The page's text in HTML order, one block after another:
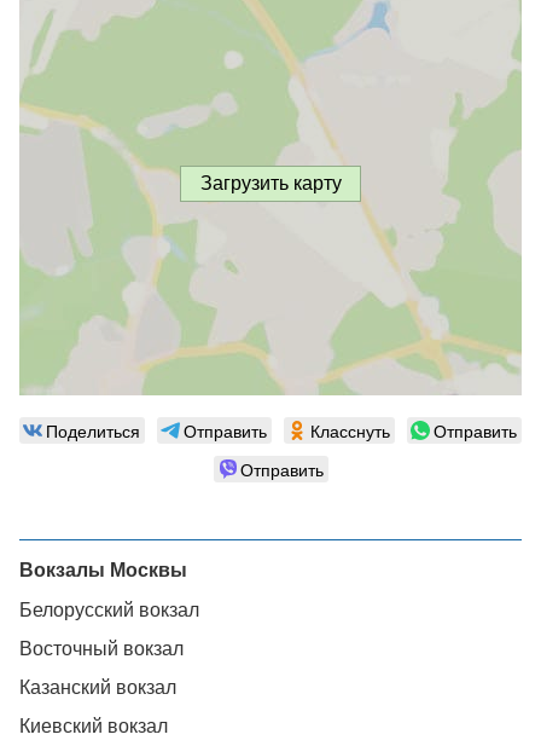
Загрузить карту
Поделиться Отправить Класснуть
Отправить
Отправить
Вокзалы Москвы
Белорусский вокзал
Восточный вокзал
Казанский вокзал
Киевский вокзал